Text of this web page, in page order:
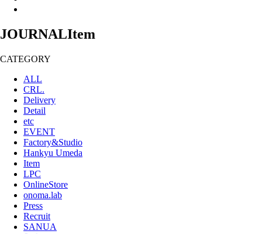
JOURNALItem
CATEGORY
ALL
CRL.
Delivery
Detail
etc
EVENT
Factory&Studio
Hankyu Umeda
Item
LPC
OnlineStore
onoma.lab
Press
Recruit
SANUA